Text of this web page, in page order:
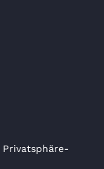
Privatsphäre-